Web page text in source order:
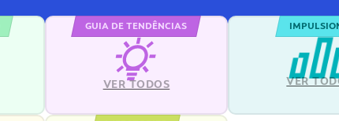
GUIA DE TENDÊNCIAS
VER TODOS VER